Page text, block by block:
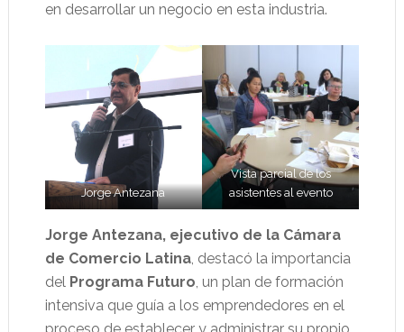
en desarrollar un negocio en esta industria.
Jorge Antezana
Vista parcial de los
asistentes al evento
Jorge Antezana, ejecutivo de la Cámara
de Comercio Latina, destacó la importancia
del Programa Futuro, un plan de formación
intensiva que guía a los emprendedores en el